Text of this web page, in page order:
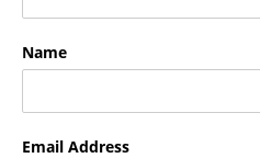
Name
Email Address